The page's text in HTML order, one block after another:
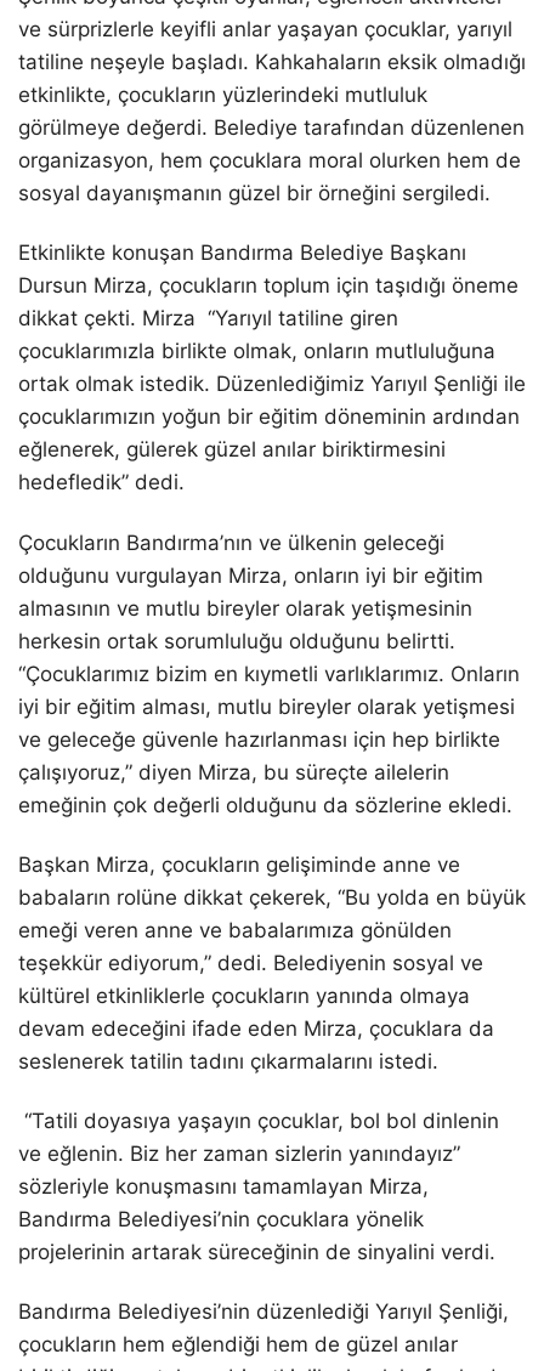
ve sürprizlerle keyifli anlar yaşayan çocuklar, yarıyıl
tatiline neşeyle başladı. Kahkahaların eksik olmadığı
etkinlikte, çocukların yüzlerindeki mutluluk
görülmeye değerdi. Belediye tarafından düzenlenen
organizasyon, hem çocuklara moral olurken hem de
sosyal dayanışmanın güzel bir örneğini sergiledi.
Etkinlikte konuşan Bandırma Belediye Başkanı
Dursun Mirza, çocukların toplum için taşıdığı öneme
dikkat çekti. Mirza “Yarıyıl tatiline giren
çocuklarımızla birlikte olmak, onların mutluluğuna
ortak olmak istedik. Düzenlediğimiz Yarıyıl Şenliği ile
çocuklarımızın yoğun bir eğitim döneminin ardından
eğlenerek, gülerek güzel anılar biriktirmesini
hedefledik” dedi.
Çocukların Bandırma’nın ve ülkenin geleceği
olduğunu vurgulayan Mirza, onların iyi bir eğitim
almasının ve mutlu bireyler olarak yetişmesinin
herkesin ortak sorumluluğu olduğunu belirtti.
“Çocuklarımız bizim en kıymetli varlıklarımız. Onların
iyi bir eğitim alması, mutlu bireyler olarak yetişmesi
ve geleceğe güvenle hazırlanması için hep birlikte
çalışıyoruz,” diyen Mirza, bu süreçte ailelerin
emeğinin çok değerli olduğunu da sözlerine ekledi.
Başkan Mirza, çocukların gelişiminde anne ve
babaların rolüne dikkat çekerek, “Bu yolda en büyük
emeği veren anne ve babalarımıza gönülden
teşekkür ediyorum,” dedi. Belediyenin sosyal ve
kültürel etkinliklerle çocukların yanında olmaya
devam edeceğini ifade eden Mirza, çocuklara da
seslenerek tatilin tadını çıkarmalarını istedi.
“Tatili doyasıya yaşayın çocuklar, bol bol dinlenin
ve eğlenin. Biz her zaman sizlerin yanındayız”
sözleriyle konuşmasını tamamlayan Mirza,
Bandırma Belediyesi’nin çocuklara yönelik
projelerinin artarak süreceğinin de sinyalini verdi.
Bandırma Belediyesi’nin düzenlediği Yarıyıl Şenliği,
çocukların hem eğlendiği hem de güzel anılar